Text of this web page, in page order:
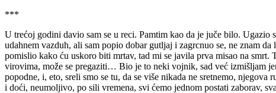
***
U trećoj godini davio sam se u reci. Pamtim kao da je juče bilo.
udahnem vazduh, ali sam popio dobar gutljaj i zagrcnuo se, ne znam
pomislio kako ću uskoro biti mrtav, tad mi se javila prva misao na smrt.
virovima, može se pregaziti… Bio je to neki vojnik, sad već izmišljam
popodne, i, eto, sreli smo se tu, da se više nikada ne sretnemo,
i doći, neumoljivo, po sili vremena, svi ćemo jednom postati zaborav,